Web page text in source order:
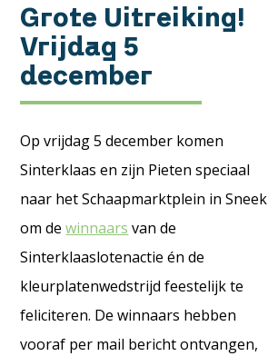
Grote Uitreiking!
Vrijdag 5
december
Op vrijdag 5 december komen
Sinterklaas en zijn Pieten speciaal
naar het Schaapmarktplein in Sneek
om dewinnaars van de
Sinterklaaslotenactie én de
kleurplatenwedstrijd feestelijk te
feliciteren. De winnaars hebben
vooraf per mail bericht ontvangen,